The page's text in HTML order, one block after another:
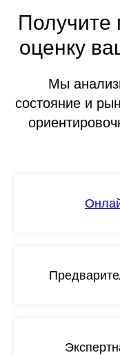
Получите
оценку
Мы
состояние и